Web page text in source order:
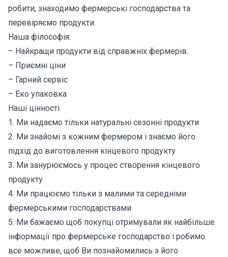
робити, знаходимо фермерські господарства та
перевіряємо продукти.
Наша філософія:
– Найкращи продукти від справжніх фермерів.
– Приємні ціни
– Гарний сервіс
– Еко упаковка
Наші цінності
1. Ми надаємо тільки натуральні сезонні продукти
2. Ми знайомі з кожним фермером і знаємо його
підхід до виготовлення кінцевого продукту
3. Ми занурюємось у процес створення кінцевого
продукту
4. Ми працюємо тільки з малими та середніми
фермерськими господарствами
5. Ми бажаємо щоб покупці отримували як найбільше
інформації про фермерське господарство і робимо
все можливе, щоб Ви познайомились з його